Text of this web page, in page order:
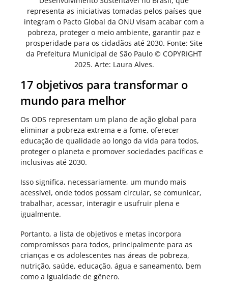
representa as iniciativas tomadas pelos países que
integram o Pacto Global da ONU visam acabar com a
pobreza, proteger o meio ambiente, garantir paz e
prosperidade para os cidadãos até 2030. Fonte: Site
da Prefeitura Municipal de São Paulo © COPYRIGHT
2025. Arte: Laura Alves.
17 objetivos para transformar o
mundo para melhor
Os ODS representam um plano de ação global para
eliminar a pobreza extrema e a fome, oferecer
educação de qualidade ao longo da vida para todos,
proteger o planeta e promover sociedades pacíficas e
inclusivas até 2030.
Isso significa, necessariamente, um mundo mais
acessível, onde todos possam circular, se comunicar,
trabalhar, acessar, interagir e usufruir plena e
igualmente.
Portanto, a lista de objetivos e metas incorpora
compromissos para todos, principalmente para as
crianças e os adolescentes nas áreas de pobreza,
nutrição, saúde, educação, água e saneamento, bem
como a igualdade de gênero.